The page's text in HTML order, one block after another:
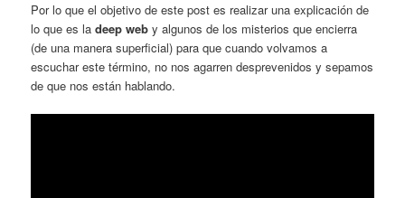
Por lo que el objetivo de este post es realizar una explicación de
lo que es ladeep web y algunos de los misterios que encierra
(de una manera superficial) para que cuando volvamos a
escuchar este término, no nos agarren desprevenidos y sepamos
de que nos están hablando.